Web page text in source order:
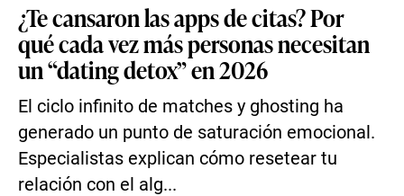
¿Te cansaron las apps de citas? Por
qué cada vez más personas necesitan
un “dating detox” en 2026
El ciclo infinito de matches y ghosting ha
generado un punto de saturación emocional.
Especialistas explican cómo resetear tu
relación con el alg...